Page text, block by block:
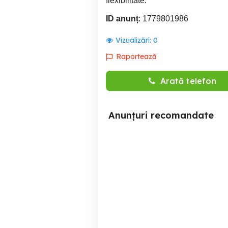
ID anunț: 1779801986
Vizualizări: 0
Raportează
Arată telefon
Anunțuri recomandate